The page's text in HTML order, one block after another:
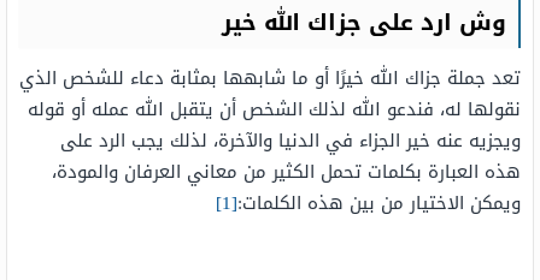
وش ارد على جزاك الله خير
تعد جملة جزاك الله خيرًا أو ما شابهها بمثابة دعاء للشخص الذي
نقولها له، فندعو الله لذلك الشخص أن يتقبل الله عمله أو قوله
ويجزيه عنه خير الجزاء في الدنيا والآخرة، لذلك يجب الرد على
هذه العبارة بكلمات تحمل الكثير من معاني العرفان والمودة،
ويمكن الاختيار من بين هذه الكلمات:[1]